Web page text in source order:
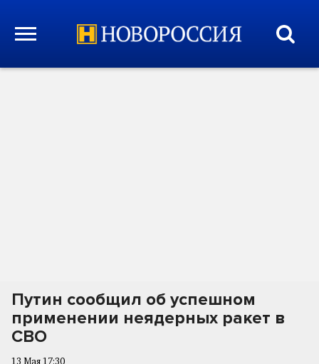
Путин сообщил об успешном
применении неядерных ракет в
СВО